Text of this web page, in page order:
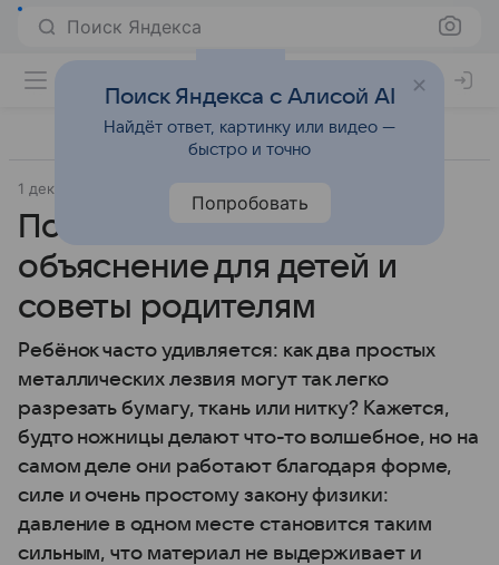
Поиск Яндекса
1 декабря 2025
Почему ножницы режут:
объяснение для детей и
советы родителям
Ребёнок часто удивляется: как два простых
металлических лезвия могут так легко
разрезать бумагу, ткань или нитку? Кажется,
будто ножницы делают что-то волшебное, но на
самом деле они работают благодаря форме,
силе и очень простому закону физики:
давление в одном месте становится таким
сильным, что материал не выдерживает и
Поиск Яндекса с Алисой AI
Найдёт ответ, картинку или видео —
быстро и точно
Попробовать